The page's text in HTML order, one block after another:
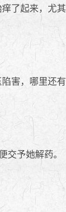
起来，尤
害，哪里还
予她解药。